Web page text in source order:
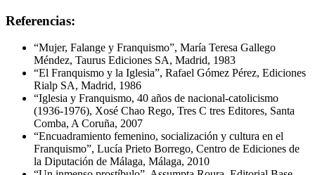
Referencias:
“Mujer, Falange y Franquismo”, María Teresa Gallego
Méndez, Taurus Ediciones SA, Madrid, 1983
“El Franquismo y la Iglesia”, Rafael Gómez Pérez, Ediciones
Rialp SA, Madrid, 1986
“Iglesia y Franquismo, 40 años de nacional-catolicismo
(1936-1976), Xosé Chao Rego, Tres C tres Editores, Santa
Comba, A Coruña, 2007
“Encuadramiento femenino, socialización y cultura en el
Franquismo”, Lucía Prieto Borrego, Centro de Ediciones de
la Diputación de Málaga, Málaga, 2010